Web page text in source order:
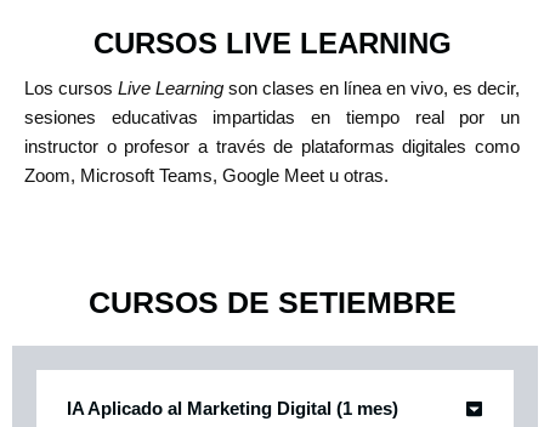
CURSOS LIVE LEARNING
Los cursos Live Learning son clases en línea en vivo, es decir,
sesiones educativas impartidas en tiempo real por un
instructor o profesor a través de plataformas digitales como
Zoom, Microsoft Teams, Google Meet u otras.
CURSOS DE SETIEMBRE
IA Aplicado al Marketing Digital (1 mes)